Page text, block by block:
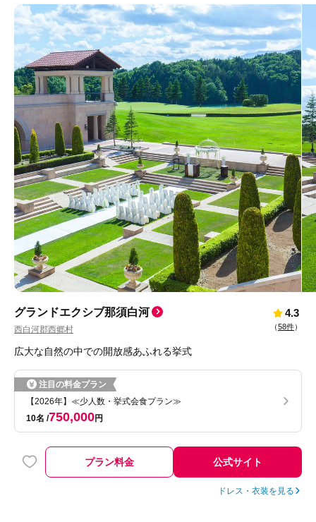
グランドエクシブ那須白河
西白河郡西郷村
4.3
（58件）
広大な自然の中での開放感あふれる挙式
注目の料金プラン
【2026年】≪少人数・挙式会食プラン≫
10名 750,000円
プラン料金 公式サイト
ドレス・衣装を見る